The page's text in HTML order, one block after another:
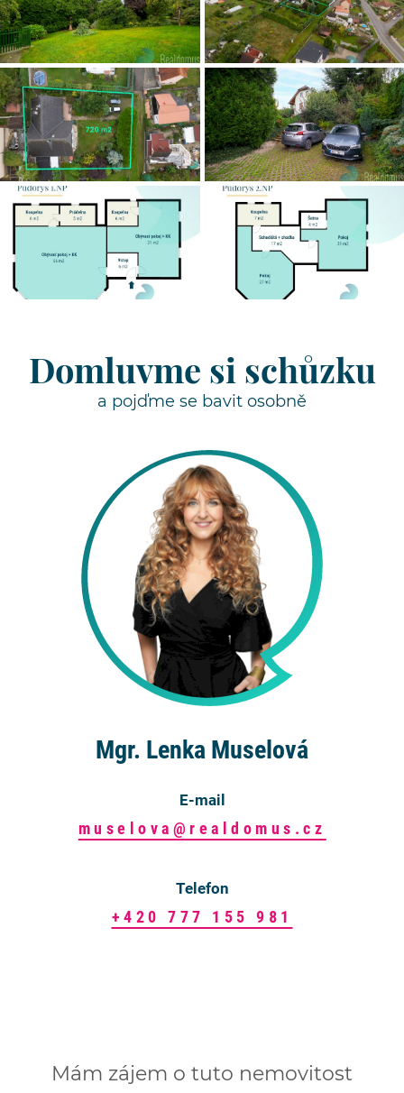
Domluvme si schůzku
a pojďme se bavit osobně
Mgr. Lenka Muselová
E-mail
muselova@realdomus.cz
Telefon
+420 777 155 981
Mám zájem o tuto nemovitost